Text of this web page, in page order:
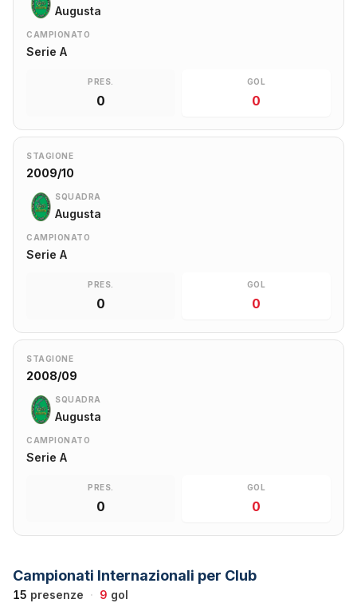
Augusta
CAMPIONATO
Serie A
PRES.
0
GOL
0
STAGIONE
2009/10
SQUADRA
Augusta
CAMPIONATO
Serie A
PRES.
0
GOL
0
STAGIONE
2008/09
SQUADRA
Augusta
CAMPIONATO
Serie A
PRES.
0
GOL
0
Campionati Internazionali per Club
15 presenze · 9 gol